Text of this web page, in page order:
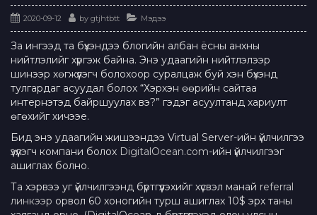
2020-09-12 by gtjhtbtt Мэдээ
За ингээд та бүхэндээ блогийн албан ёсны анхны
нийтлэлийг хүргэж байна. Энэ удаагийн нийтлэлээр
шинээр хөгжүүлэгч болохоор суралцаж буй хэн бүхэнд
тулгардаг асуудал болох “Хэрхэн өөрийн сайтаа
интернэтэд байршуулах вэ?” гэдэг асуултанд хариулт
өгөхийг хичээе.
Бид энэ удаагийн жишээндээ Virtual Server-ийн үйлчилгээ
үзүүлэгч компани болох DigitalOcean.com-ийн үйлчилгээг
ашиглах болно.
Та хэрвээ уг үйлчилгээнд бүртгүүлэхийг хүсвэл манай referral
линкээр орвол 60 хоногийн турш ашиглах 10$ эрх таны